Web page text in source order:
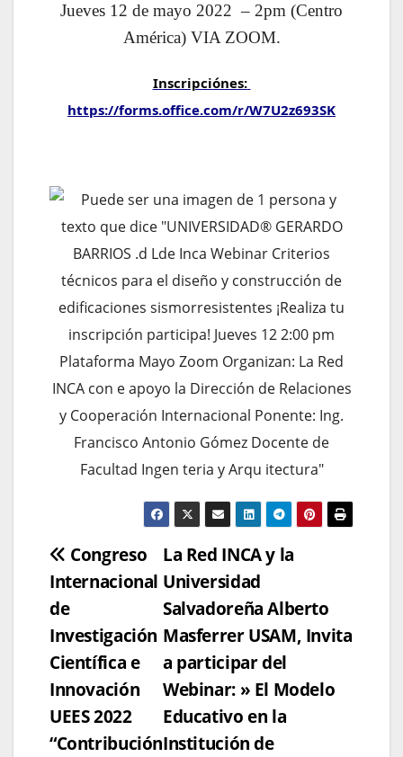
Jueves 12 de mayo 2022 – 2pm (Centro
América) VIA ZOOM.
Inscripciónes:
https://forms.office.com/r/W7U2z693SK
Navegación
de
entradas
La Red INCA y la
Universidad
Salvadoreña Alberto
Masferrer USAM, Invita
a participar del
Webinar: » El Modelo
Educativo en la
Institución de
Congreso
Internacional
de
Investigación
Científica e
Innovación
UEES 2022
“Contribución